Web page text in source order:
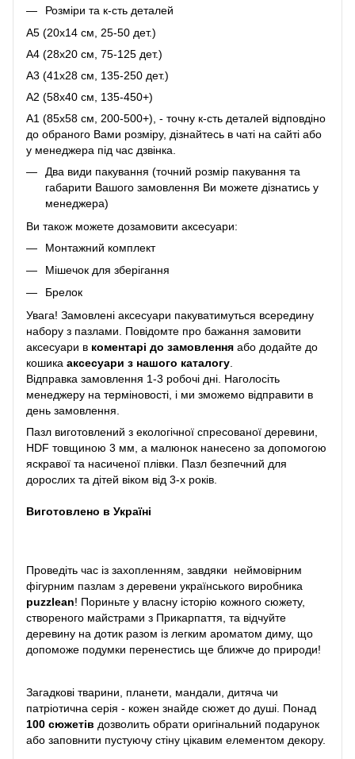
Розміри та к-сть деталей
A5 (20х14 см, 25-50 дет.)
A4 (28x20 см, 75-125 дет.)
A3 (41х28 см, 135-250 дет.)
A2 (58х40 см, 135-450+)
A1 (85х58 см, 200-500+), - точну к-сть деталей відповдіно
до обраного Вами розміру, дізнайтесь в чаті на сайті або
у менеджера під час дзвінка.
Два види пакування (точний розмір пакування та
габарити Вашого замовлення Ви можете дізнатись у
менеджера)
Ви також можете дозамовити аксесуари:
Монтажний комплект
Мішечок для зберігання
Брелок
Увага! Замовлені аксесуари пакуватимуться всередину
набору з пазлами. Повідомте про бажання замовити
аксесуари в коментарі до замовлення або додайте до
кошика аксесуари з нашого каталогу
Відправка замовлення 1-3 робочі дні. Наголосіть
менеджеру на терміновості, і ми зможемо відправити в
день замовлення.
Пазл виготовлений з екологічної спресованої деревини,
HDF товщиною 3 мм, а малюнок нанесено за допомогою
яскравої та насиченої плівки. Пазл безпечний для
дорослих та дітей віком від 3-х років.
Виготовлено в Україні
Проведіть час із захопленням, завдяки неймовірним
фігурним пазлам з деревени українського виробника
puzzlean! Пориньте у власну історію кожного сюжету,
створеного майстрами з Прикарпаття, та відчуйте
деревину на дотик разом із легким ароматом диму, що
допоможе подумки перенестись ще ближче до природи!
Загадкові тварини, планети, мандали, дитяча чи
патріотична серія - кожен знайде сюжет до душі. Понад
100 сюжетів дозволить обрати оригінальний подарунок
або заповнити пустуючу стіну цікавим елементом декору.